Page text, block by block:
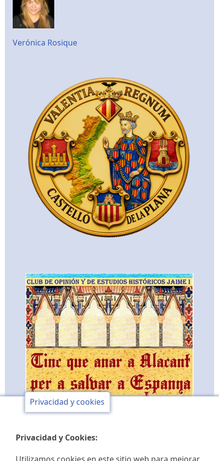
Verónica Rosique
Privacidad y cookies
Privacidad y Cookies: